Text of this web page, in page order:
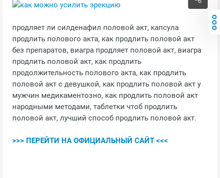
продляет ли силденафил половой акт, капсула
продлить полового акта, как продлить половой акт
без препаратов, виагра продляет половой акт, виагра
продлить половой акт, как продлить
продолжительность полового акта, как продлить
половой акт с девушкой, как продлить половой акт у
мужчин медикаментозно, как продлить половой акт
народными методами, таблетки чтоб продлить
половой акт, лучший способ продлить половой акт.
>>> ПЕРЕЙТИ НА ОФИЦИАЛЬНЫЙ САЙТ <<<